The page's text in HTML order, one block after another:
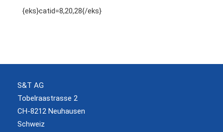
{eks}catid=8,20,28{/eks}
S&T AG
Tobelraastrasse 2
CH-8212 Neuhausen
Schweiz